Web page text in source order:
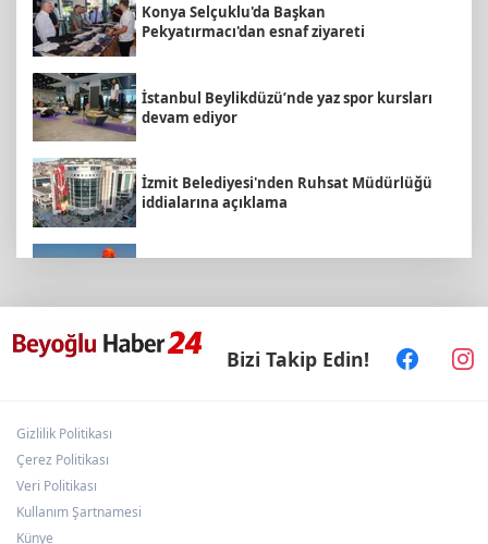
Konya Selçuklu'da Başkan
Pekyatırmacı'dan esnaf ziyareti
İstanbul Beylikdüzü’nde yaz spor kursları
devam ediyor
İzmit Belediyesi'nden Ruhsat Müdürlüğü
iddialarına açıklama
Yapay zekada onlarca uygulamanın yerini
tek asistan alabilir
Bizi Takip Edin!
Gizlilik Politikası
Çerez Politikası
Veri Politikası
Kullanım Şartnamesi
Künye